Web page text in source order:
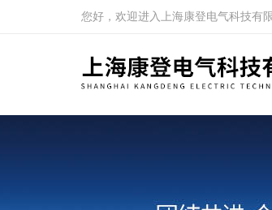
您好，欢迎进入上海康登电气科技有